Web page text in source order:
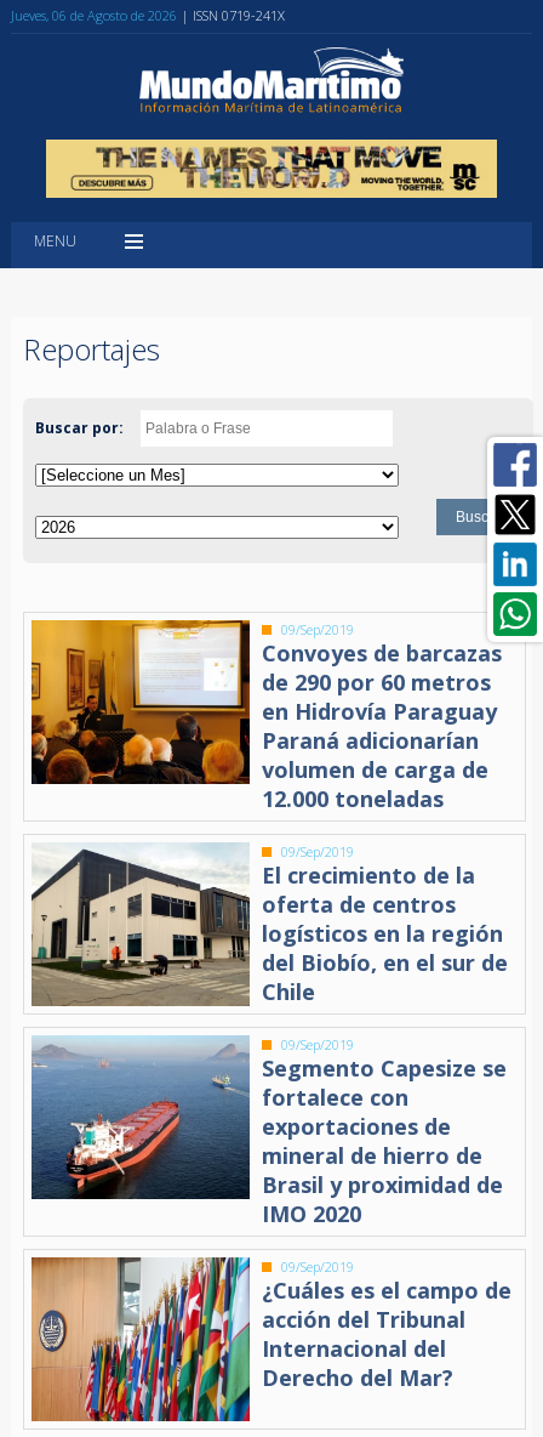
Jueves, 06 de Agosto de 2026 | ISSN 0719-241X
MENU
Reportajes
Buscar por:
09/Sep/2019
Convoyes de barcazas
de 290 por 60 metros
en Hidrovía Paraguay
Paraná adicionarían
volumen de carga de
12.000 toneladas
09/Sep/2019
El crecimiento de la
oferta de centros
logísticos en la región
del Biobío, en el sur de
Chile
09/Sep/2019
Segmento Capesize se
fortalece con
exportaciones de
mineral de hierro de
Brasil y proximidad de
IMO 2020
09/Sep/2019
¿Cuáles es el campo de
acción del Tribunal
Internacional del
Derecho del Mar?